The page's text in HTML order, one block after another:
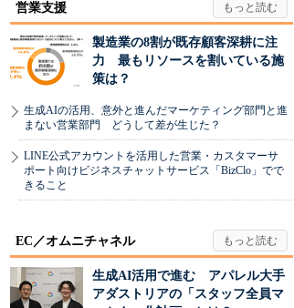
営業支援
製造業の8割が既存顧客深耕に注
力 最もリソースを割いている施
策は？
生成AIの活用、意外と進んだマーケティング部門と進
まない営業部門 どうして差が生じた？
LINE公式アカウントを活用した営業・カスタマーサ
ポート向けビジネスチャットサービス「BizClo」でで
きること
EC／オムニチャネル
生成AI活用で進む アパレル大手
アダストリアの「スタッフ全員マ